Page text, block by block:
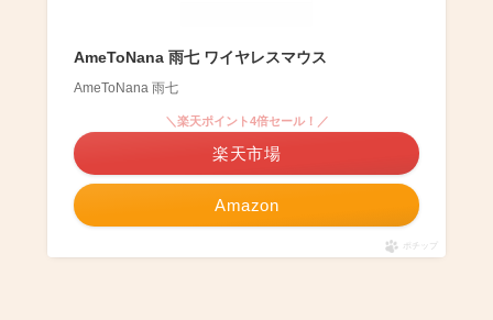
AmeToNana 雨七 ワイヤレスマウス
AmeToNana 雨七
Amazon
＼楽天ポイント4倍セール！／
楽天市場
ポチップ